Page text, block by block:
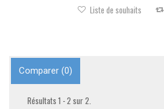
Liste de souhaits
Comparer (0)
Résultats 1 - 2 sur 2.